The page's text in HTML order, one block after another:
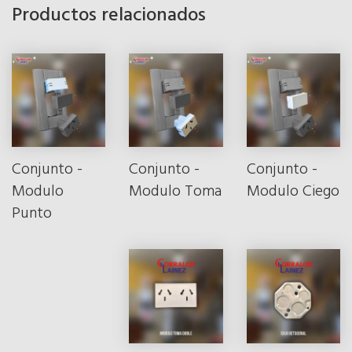
Productos relacionados
Conjunto -
Modulo
Punto
Conjunto -
Modulo Toma
Conjunto -
Modulo Ciego